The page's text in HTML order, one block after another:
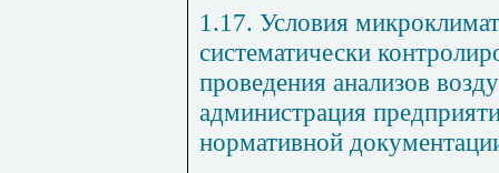
1.17. Условия
систематически
проведения анализов
администрация
нормативной